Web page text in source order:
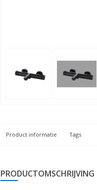
Product informatie Tags
PRODUCTOMSCHRIJVING